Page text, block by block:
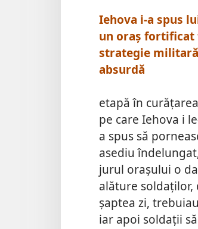
Iehova i-a spus
un oraș fortificat
strategie
absurdă
etapă în
pe care Iehova i
a spus să
asediu
jurul orașului o
alăture soldaților,
șaptea zi,
iar apoi soldații